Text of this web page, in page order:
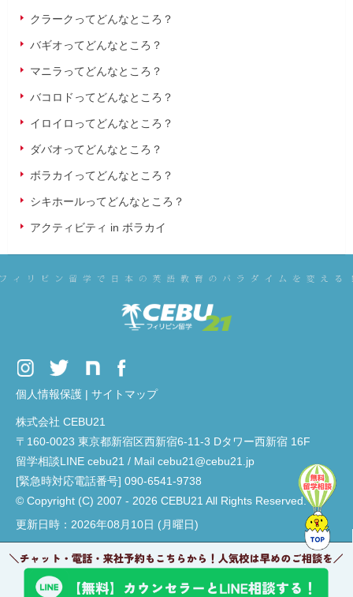
クラークってどんなところ？
バギオってどんなところ？
マニラってどんなところ？
バコロドってどんなところ？
イロイロってどんなところ？
ダバオってどんなところ？
ボラカイってどんなところ？
シキホールってどんなところ？
アクティビティ in ボラカイ
個人情報保護 | サイトマップ
株式会社 CEBU21
〒160-0023 東京都新宿区西新宿6-11-3 Dタワー西新宿 16F
留学相談LINE cebu21 / Mail cebu21@cebu21.jp
[緊急時対応電話番号] 090-6541-9738
© Copyright (C) 2007 - 2026 CEBU21 All Rights Reserved.
更新日時：2026年08月10日 (月曜日)